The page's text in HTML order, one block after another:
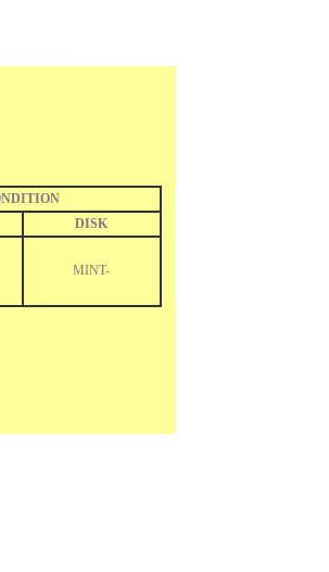
DISK
MINT-